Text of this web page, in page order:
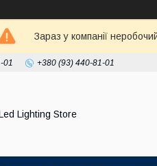
Зараз у компанії
01 +380 (93) 440-81-01
Lighting Store